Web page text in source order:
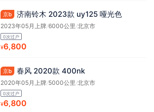
京b 济南铃木 2023款 uy125 哑光色
2023年05月上牌/6000公里/北京市
0次过户
¥6,800
京b 春风 2020款 400nk
2020年05月上牌/5000公里/北京市
0次过户
¥6,800